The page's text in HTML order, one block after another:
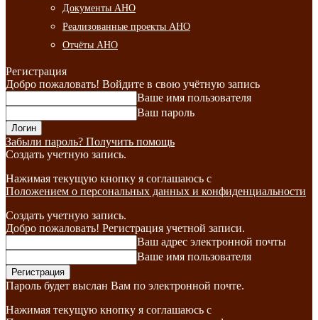
Документы АНО
Реализованные проекты АНО
Отчёты АНО
Регистрация
Добро пожаловать! Войдите в свою учётную запись
Ваше имя пользователя
Ваш пароль
Забыли пароль? Получить помощь
Создать учетную запись.
Нажимая текущую кнопку я соглашаюсь с
Положением о персональных данных и конфиденциальности
Создать учетную запись.
Добро пожаловать! Регистрация учетной записи.
Ваш адрес электронной почты
Ваше имя пользователя
Пароль будет выслан Вам по электронной почте.
Нажимая текущую кнопку я соглашаюсь с